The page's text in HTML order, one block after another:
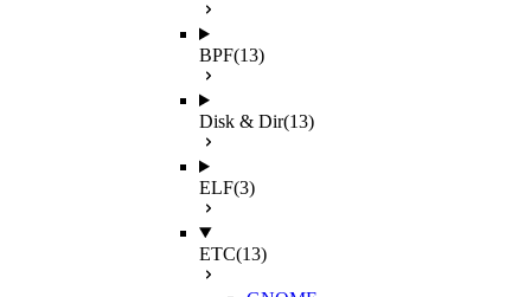
BPF(13)
Disk & Dir(13)
ELF(3)
ETC(13)